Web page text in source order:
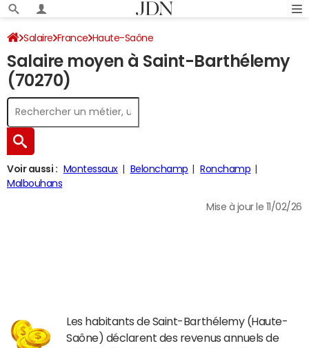
Salaire France Haute-Saône
Salaire moyen à Saint-Barthélemy
(70270)
Voir aussi : Montessaux Belonchamp
Ronchamp
Malbouhans
Mise à jour le 11/02/26
Les habitants de Saint-Barthélemy (Haute-
Saône) déclarent des revenus annuels de